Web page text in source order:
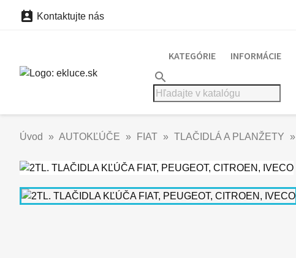
 Kontaktujte nás
KATEGÓRIE INFORMÁCIE
search
Úvod AUTOKĽÚČE FIAT TLAČIDLÁ A PLANŽETY